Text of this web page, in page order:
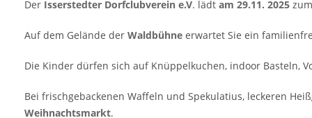
Burggartenweg 3 Thüringen Deutschland
Email: info@isserstedt-dorfclub.de Weitere
Veranstalters [rule type="basic"] Anzeige
[rule type="basic"]
Der Isserstedter Dorfclubverein e.V. lädt am 29.11. 2025
Auf dem Gelände der Waldbühne erwartet Sie ein
Die Kinder dürfen sich auf Knüppelkuchen, indoor Basteln,
Bei frischgebackenen Waffeln und Spekulatius, leckeren
Weihnachtsmarkt.